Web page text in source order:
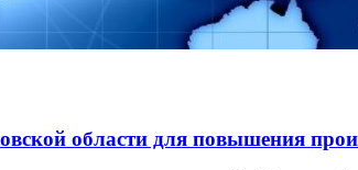
области для повышения